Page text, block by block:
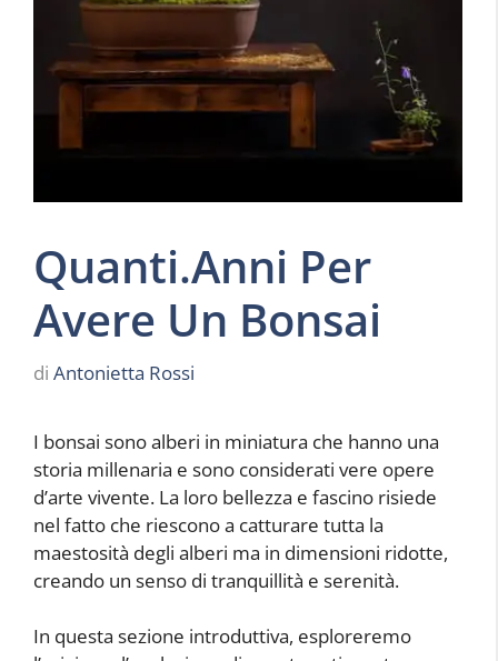
Quanti.Anni Per
Avere Un Bonsai
di Antonietta Rossi
I bonsai sono alberi in miniatura che hanno una
storia millenaria e sono considerati vere opere
d’arte vivente. La loro bellezza e fascino risiede
nel fatto che riescono a catturare tutta la
maestosità degli alberi ma in dimensioni ridotte,
creando un senso di tranquillità e serenità.
In questa sezione introduttiva, esploreremo